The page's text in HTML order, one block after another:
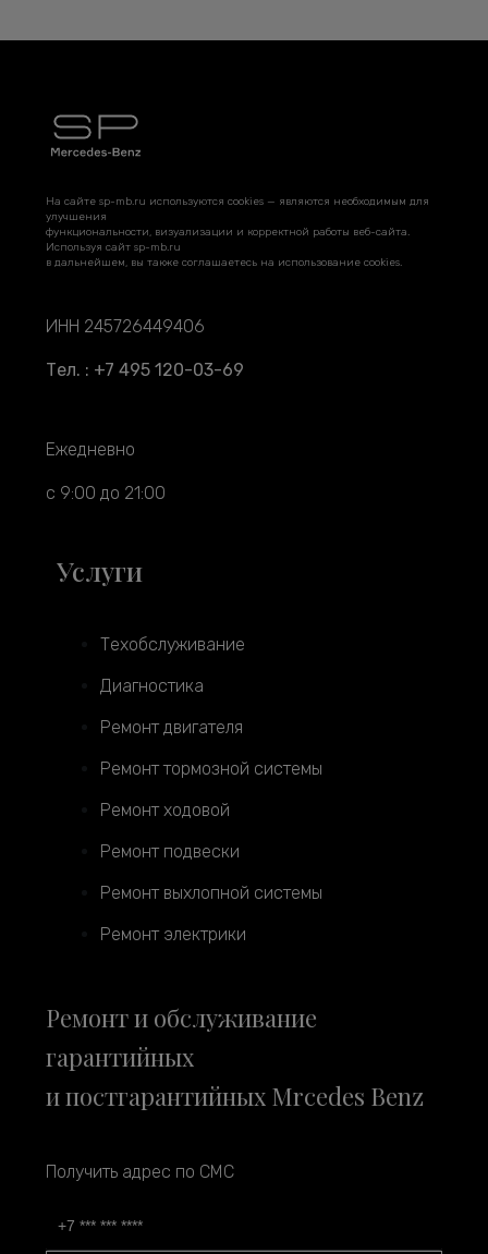
На сайте sp-mb.ru используются cookies — являются необходимым для
улучшения
функциональности, визуализации и корректной работы веб-сайта.
Используя сайт sp-mb.ru
в дальнейшем, вы также соглашаетесь на использование cookies.
ИНН 245726449406
Тел. : +7 495 120-03-69
Ежедневно
с 9:00 до 21:00
Услуги
Техобслуживание
Диагностика
Ремонт двигателя
Ремонт тормозной системы
Ремонт ходовой
Ремонт подвески
Ремонт выхлопной системы
Ремонт электрики
Ремонт и обслуживание
гарантийных
и постгарантийных Mrcedes Benz
Получить адрес по СМС